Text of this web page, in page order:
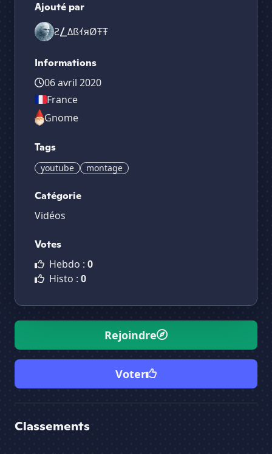
Ajouté par
Ƨ⎳ΔßｲяØŦŦ
Informations
06 avril 2020
France
Gnome
Tags
youtube montage
Catégorie
Vidéos
Votes
Hebdo : 0
Histo : 0
Rejoindre
Voter
Classements